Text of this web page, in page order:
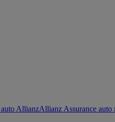
auto AllianzAllianz Assurance auto